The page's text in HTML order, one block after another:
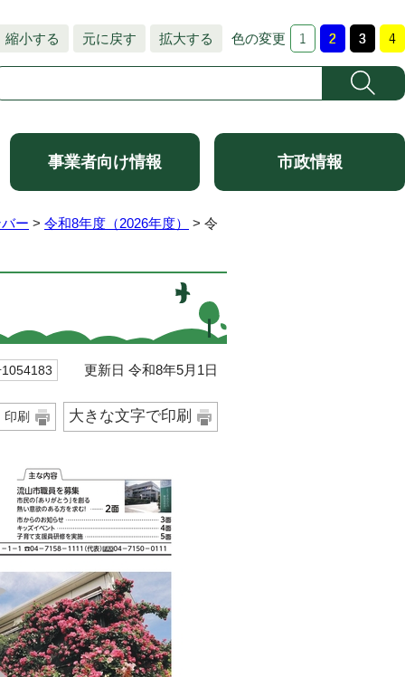
縮小する 元に戻す 拡大する 色の変更
事業者向け情報 市政情報
ー > 令和8年度（2026年度） > 令
更新日 令和8年5月1日
印刷 大きな文字で印刷